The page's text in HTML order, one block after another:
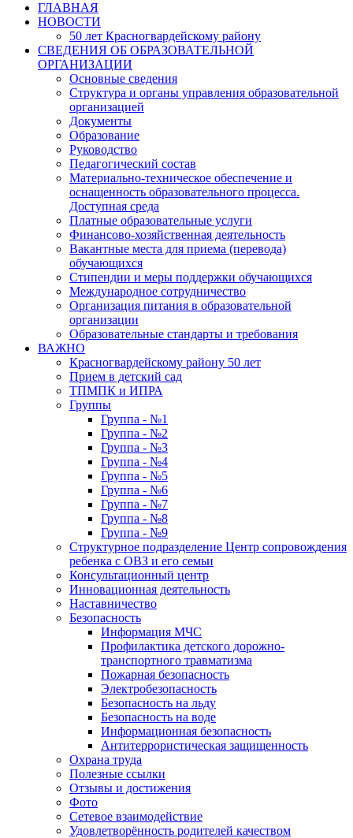
ГЛАВНАЯ
НОВОСТИ
50 лет Красногвардейскому району
СВЕДЕНИЯ ОБ ОБРАЗОВАТЕЛЬНОЙ
ОРГАНИЗАЦИИ
Основные сведения
Структура и органы управления образовательной
организацией
Документы
Образование
Руководство
Педагогический состав
Материально-техническое обеспечение и
оснащенность образовательного процесса.
Доступная среда
Платные образовательные услуги
Финансово-хозяйственная деятельность
Вакантные места для приема (перевода)
обучающихся
Стипендии и меры поддержки обучающихся
Международное сотрудничество
Организация питания в образовательной
организации
Образовательные стандарты и требования
ВАЖНО
Красногвардейскому району 50 лет
Прием в детский сад
ТПМПК и ИПРА
Группы
Группа - №1
Группа - №2
Группа - №3
Группа - №4
Группа - №5
Группа - №6
Группа - №7
Группа - №8
Группа - №9
Структурное подразделение Центр сопровождения
ребенка с ОВЗ и его семьи
Консультационный центр
Инновационная деятельность
Наставничество
Безопасность
Информация МЧС
Профилактика детского дорожно-
транспортного травматизма
Пожарная безопасность
Электробезопасность
Безопасность на льду
Безопасность на воде
Информационная безопасность
Антитеррористическая защищенность
Охрана труда
Полезные ссылки
Отзывы и достижения
Фото
Сетевое взаимодействие
Удовлетворённость родителей качеством